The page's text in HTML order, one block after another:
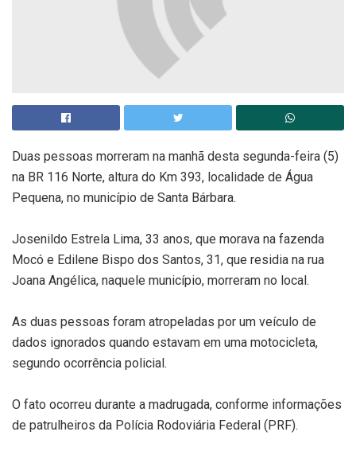
Duas pessoas morreram na manhã desta segunda-feira (5)
na BR 116 Norte, altura do Km 393, localidade de Água
Pequena, no município de Santa Bárbara.
Josenildo Estrela Lima, 33 anos, que morava na fazenda
Mocó e Edilene Bispo dos Santos, 31, que residia na rua
Joana Angélica, naquele município, morreram no local.
As duas pessoas foram atropeladas por um veículo de
dados ignorados quando estavam em uma motocicleta,
segundo ocorrência policial.
O fato ocorreu durante a madrugada, conforme informações
de patrulheiros da Polícia Rodoviária Federal (PRF).